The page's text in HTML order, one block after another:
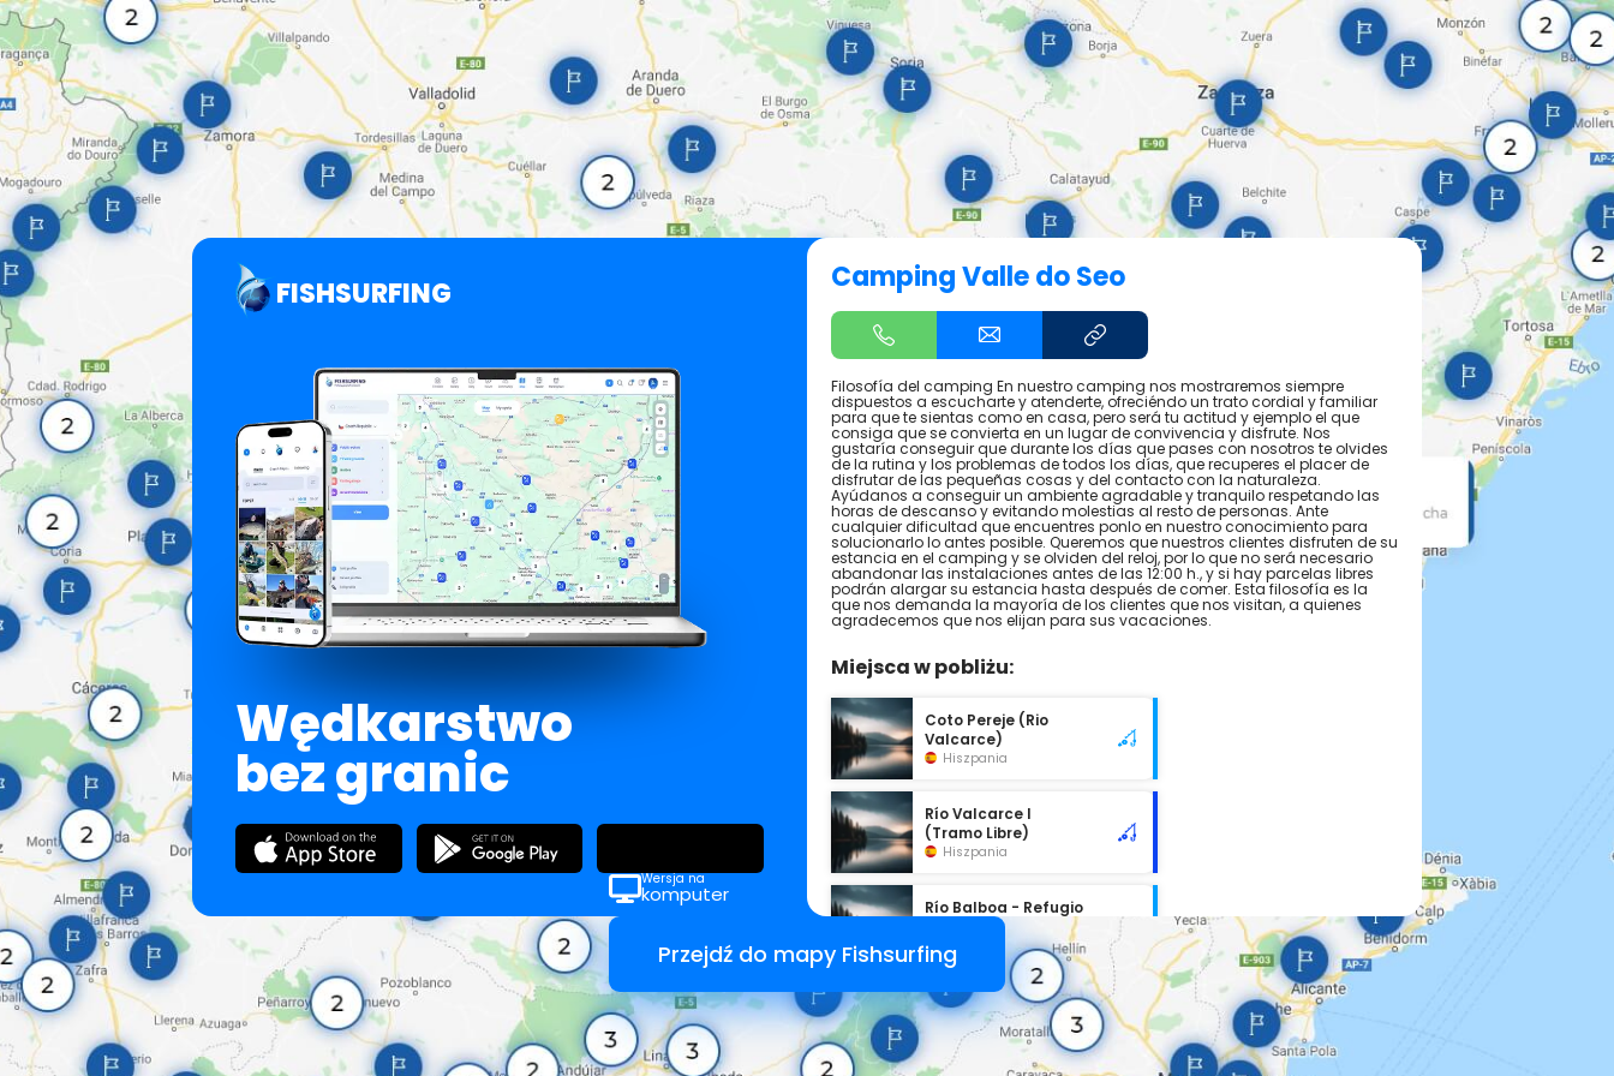
FISHSURFING
Wędkarstwo
bez granic
Wersja na
komputer
Camping Valle do Seo
Filosofía del camping En nuestro camping nos mostraremos siempre
dispuestos a escucharte y atenderte, ofreciéndo un trato cordial y familiar
para que te sientas como en casa, pero será tu actitud y ejemplo el que
consiga que se convierta en un lugar de convivencia y disfrute. Nos
gustaría conseguir que durante los días que pases con nosotros te olvides
de la rutina y los problemas de todos los días, que recuperes el placer de
disfrutar de las pequeñas cosas y del contacto con la naturaleza.
Ayúdanos a conseguir un ambiente agradable y tranquilo respetando las
horas de descanso y evitando molestias al resto de personas. Ante
cualquier dificultad que encuentres ponlo en nuestro conocimiento para
solucionarlo lo antes posible. Queremos que nuestros clientes disfruten de su
estancia en el camping y se olviden del reloj, por lo que no será necesario
abandonar las instalaciones antes de las 12:00 h., y si hay parcelas libres
podrán alargar su estancia hasta después de comer. Esta filosofía es la
que nos demanda la mayoría de los clientes que nos visitan, a quienes
agradecemos que nos elijan para sus vacaciones.
Miejsca w pobliżu:
Coto Pereje (Rio
Valcarce)
Hiszpania
Río Valcarce I
(Tramo Libre)
Hiszpania
Río Balboa - Refugio
Hiszpania
Przejdź do mapy Fishsurfing